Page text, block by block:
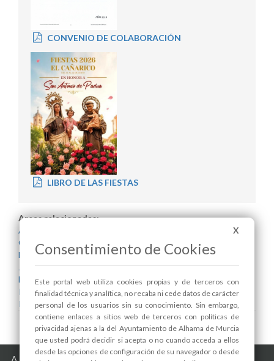
CONVENIO DE COLABORACIÓN
LIBRO DE LAS FIESTAS
Areas relacionadas:
Alcaldía
Cultura y Patrimonio
Festejos
Juventud
Mayores
Patrimonio Histórico
Pedanías
X
Consentimiento de Cookies
Este portal web utiliza cookies propias y de terceros con
finalidad técnica y analítica, no recaba ni cede datos de carácter
personal de los usuarios sin su conocimiento. Sin embargo,
contiene enlaces a sitios web de terceros con políticas de
privacidad ajenas a la del Ayuntamiento de Alhama de Murcia
que usted podrá decidir si acepta o no cuando acceda a ellos
desde las opciones de configuración de su navegador o desde